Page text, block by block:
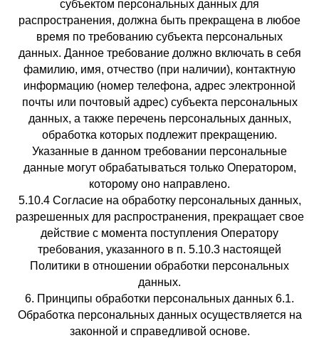
субъектом персональных данных для
распространения, должна быть прекращена в любое
время по требованию субъекта персональных
данных. Данное требование должно включать в себя
фамилию, имя, отчество (при наличии), контактную
информацию (номер телефона, адрес электронной
почты или почтовый адрес) субъекта персональных
данных, а также перечень персональных данных,
обработка которых подлежит прекращению.
Указанные в данном требовании персональные
данные могут обрабатываться только Оператором,
которому оно направлено.
5.10.4 Согласие на обработку персональных данных,
разрешенных для распространения, прекращает свое
действие с момента поступления Оператору
требования, указанного в п. 5.10.3 настоящей
Политики в отношении обработки персональных
данных.
6. Принципы обработки персональных данных 6.1.
Обработка персональных данных осуществляется на
законной и справедливой основе.